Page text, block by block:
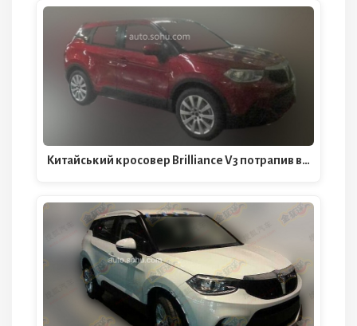
Китайський кросовер Brilliance V3 потрапив в…